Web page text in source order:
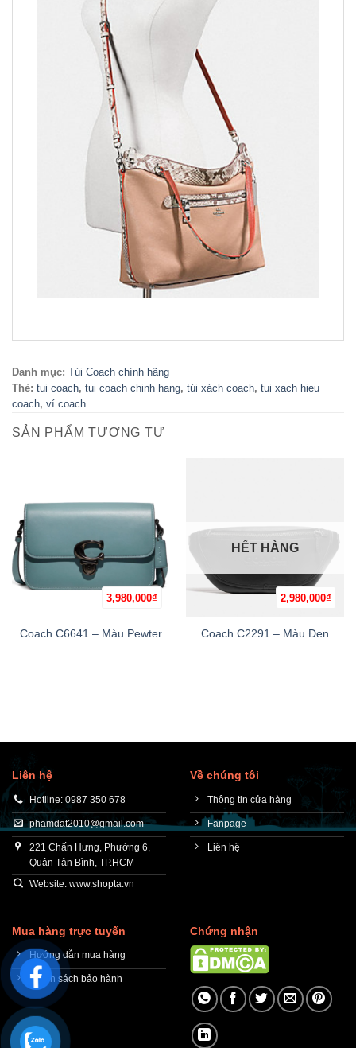
Danh mục: Túi Coach chính hãng
Thẻ: tui coach, tui coach chinh hang, túi xách coach, tui xach hieu
coach, ví coach
SẢN PHẨM TƯƠNG TỰ
3,980,000₫
Coach C6641 – Màu Pewter
2,980,000₫
HẾT HÀNG
Coach C2291 – Màu Đen
Liên hệ
Hotline: 0987 350 678
phamdat2010@gmail.com
221 Chấn Hưng, Phường 6,
Quận Tân Bình, TP.HCM
Website: www.shopta.vn
Về chúng tôi
Thông tin cửa hàng
Fanpage
Liên hệ
Mua hàng trực tuyến
Hướng dẫn mua hàng
Chính sách bảo hành
Chứng nhận